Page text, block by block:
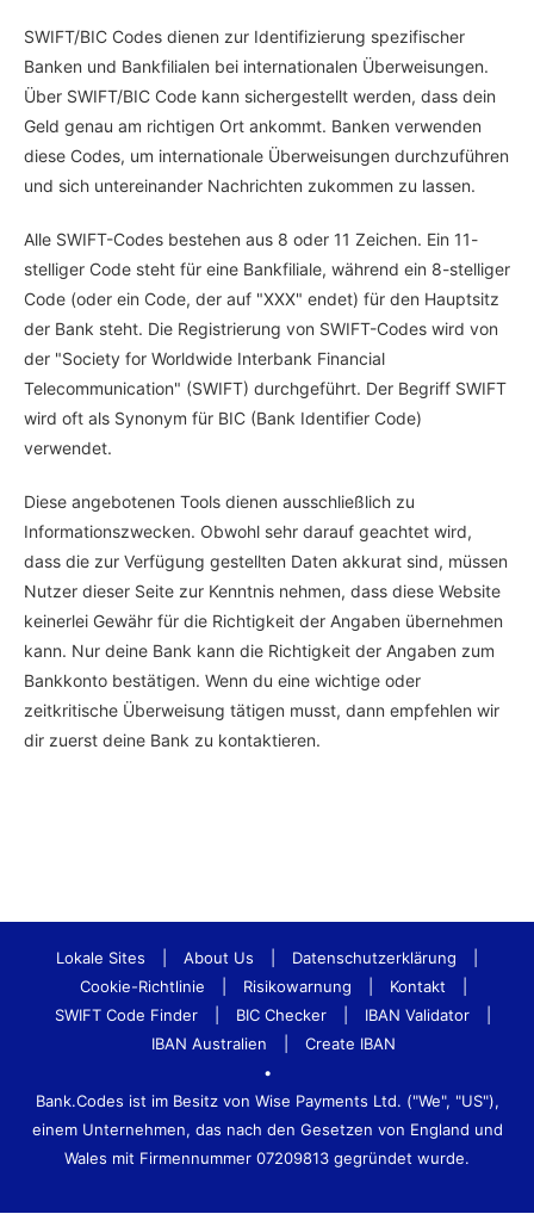
SWIFT/BIC Codes dienen zur Identifizierung spezifischer
Banken und Bankfilialen bei internationalen Überweisungen.
Über SWIFT/BIC Code kann sichergestellt werden, dass dein
Geld genau am richtigen Ort ankommt. Banken verwenden
diese Codes, um internationale Überweisungen durchzuführen
und sich untereinander Nachrichten zukommen zu lassen.
Alle SWIFT-Codes bestehen aus 8 oder 11 Zeichen. Ein 11-
stelliger Code steht für eine Bankfiliale, während ein 8-stelliger
Code (oder ein Code, der auf "XXX" endet) für den Hauptsitz
der Bank steht. Die Registrierung von SWIFT-Codes wird von
der "Society for Worldwide Interbank Financial
Telecommunication" (SWIFT) durchgeführt. Der Begriff SWIFT
wird oft als Synonym für BIC (Bank Identifier Code)
verwendet.
Diese angebotenen Tools dienen ausschließlich zu
Informationszwecken. Obwohl sehr darauf geachtet wird,
dass die zur Verfügung gestellten Daten akkurat sind, müssen
Nutzer dieser Seite zur Kenntnis nehmen, dass diese Website
keinerlei Gewähr für die Richtigkeit der Angaben übernehmen
kann. Nur deine Bank kann die Richtigkeit der Angaben zum
Bankkonto bestätigen. Wenn du eine wichtige oder
zeitkritische Überweisung tätigen musst, dann empfehlen wir
dir zuerst deine Bank zu kontaktieren.
Lokale Sites About Us Datenschutzerklärung
Cookie-Richtlinie
Risikowarnung Kontakt
SWIFT Code Finder
BIC Checker IBAN Validator
IBAN Australien
Create IBAN
•
Bank.Codes ist im Besitz von Wise Payments Ltd. ("We", "US"),
einem Unternehmen, das nach den Gesetzen von England und
Wales mit Firmennummer 07209813 gegründet wurde.